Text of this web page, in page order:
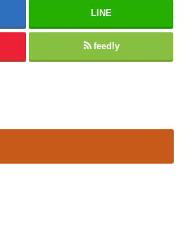
LINE
feedly